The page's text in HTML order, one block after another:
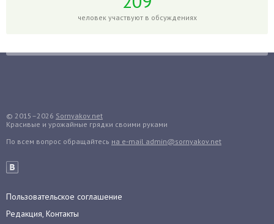
Гранат
Грядки
Гуава
Декабрист
Дельфиниум
человек участвуют в обсуждениях
© 2015–2026 Sornyakov.net
Красивые и урожайные грядки своими руками
По всем вопрос обращайтесь на e-mail admin@sornyakov.net
Пользовательское соглашение
Редакция, Контакты